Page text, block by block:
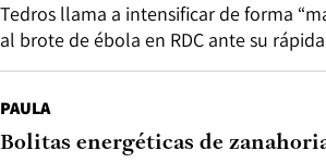
Tedros llama a intensificar de forma
al brote de ébola en RDC ante su
PAULA
Bolitas energéticas de